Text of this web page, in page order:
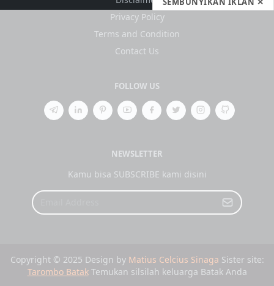
Privacy Policy
Terms and Condition
Contact Us
FOLLOW US
NEWSLETTER
Kamu bisa SUBSCRIBE kami disini
Copyright © 2025 Design by Matius Celcius Sinaga Sister site:
Tarombo BatakTemukan silsilah keluarga Batak Anda